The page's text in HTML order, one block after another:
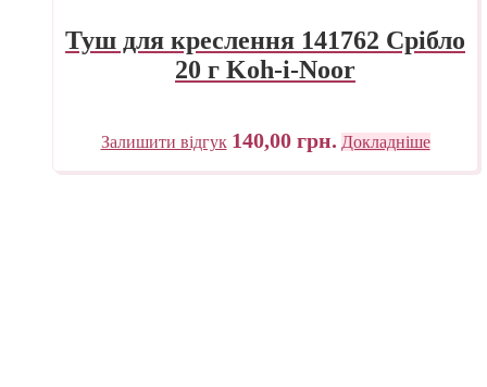
Туш для креслення 141762 Срібло
20 г Koh-i-Noor
Залишити відгук 140,00 грн. Докладніше